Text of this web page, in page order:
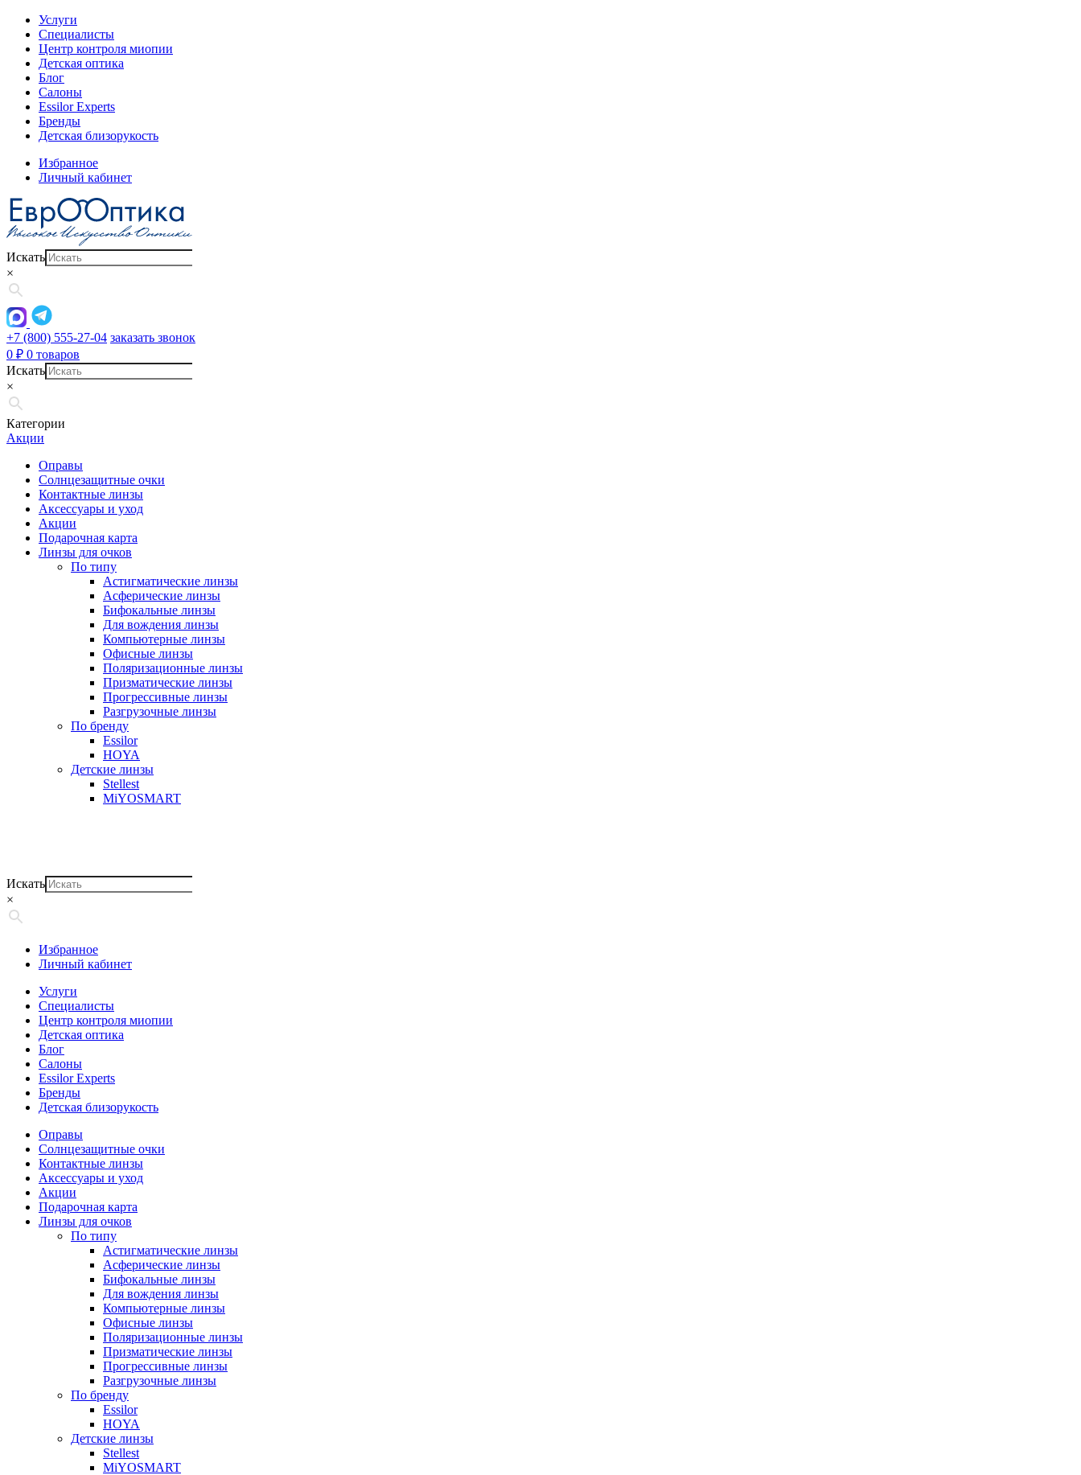
Услуги
Специалисты
Центр контроля миопии
Детская оптика
Блог
Салоны
Essilor Experts
Бренды
Детская близорукость
Избранное
Личный кабинет
Искать
×
+7 (800) 555-27-04 заказать звонок
0 ₽ 0 товаров
Искать
×
Категории
Акции
Оправы
Солнцезащитные очки
Контактные линзы
Аксессуары и уход
Акции
Подарочная карта
Линзы для очков
По типу
Астигматические линзы
Асферические линзы
Бифокальные линзы
Для вождения линзы
Компьютерные линзы
Офисные линзы
Поляризационные линзы
Призматические линзы
Прогрессивные линзы
Разгрузочные линзы
По бренду
Essilor
HOYA
Детские линзы
Stellest
MiYOSMART
Искать
×
Избранное
Личный кабинет
Услуги
Специалисты
Центр контроля миопии
Детская оптика
Блог
Салоны
Essilor Experts
Бренды
Детская близорукость
Оправы
Солнцезащитные очки
Контактные линзы
Аксессуары и уход
Акции
Подарочная карта
Линзы для очков
По типу
Астигматические линзы
Асферические линзы
Бифокальные линзы
Для вождения линзы
Компьютерные линзы
Офисные линзы
Поляризационные линзы
Призматические линзы
Прогрессивные линзы
Разгрузочные линзы
По бренду
Essilor
HOYA
Детские линзы
Stellest
MiYOSMART